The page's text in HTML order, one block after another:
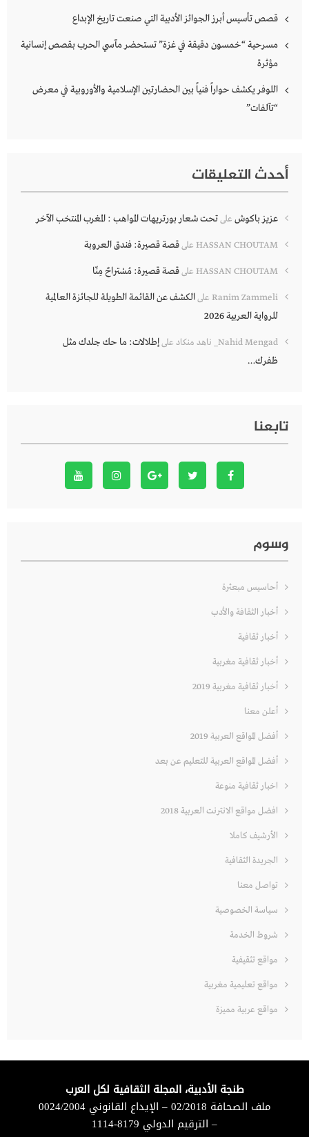
قصص تأسيس أبرز الجوائز الأدبية التي صنعت تاريخ الإبداع
مسرحية “خمسون دقيقة في غزة” تستحضر مآسي الحرب بقصص إنسانية
مؤثرة
اللوفر يكشف حواراً فنياً بين الحضارتين الإسلامية والأوروبية في معرض
“تآلفات”
أحدث التعليقات
عزيز باكوش علىتحت شعار بورتريهات المواهب : المغرب المنتخب الآخر
HASSAN CHOUTAM علىقصة قصيرة: فندق العروبة
HASSAN CHOUTAM علىقصة قصيرة: مُسْتراحٌ مِنّا
Ranim Zammeli علىالكشف عن القائمة الطويلة للجائزة العالمية
للرواية العربية 2026
Nahid Mengad_ ناهد منكاد علىإطلالات: ما حك جلدك مثل
ظفرك…
تابعنا
وسوم
أحاسيس مبعثرة
أخبار الثقافة والأدب
أخبار ثقافية
أخبار ثقافية مغربية
أخبار ثقافية مغربية 2019
أعلن معنا
أفضل المواقع العربية 2019
أفضل المواقع العربية للتعليم عن بعد
اخبار ثقافية منوعة
افضل مواقع الانترنت العربية 2018
الأرشيف كاملا
الجريدة الثقافية
تواصل معنا
سياسة الخصوصية
شروط الخدمة
مواقع تثقيفية
مواقع تعليمية مغربية
مواقع عربية مميزة
طنجة الأدبية، المجلة الثقافية لكل العرب
ملف الصحافة 02/2018 – الإيداع القانوني 0024/2004
– الترقيم الدولي 8179-1114